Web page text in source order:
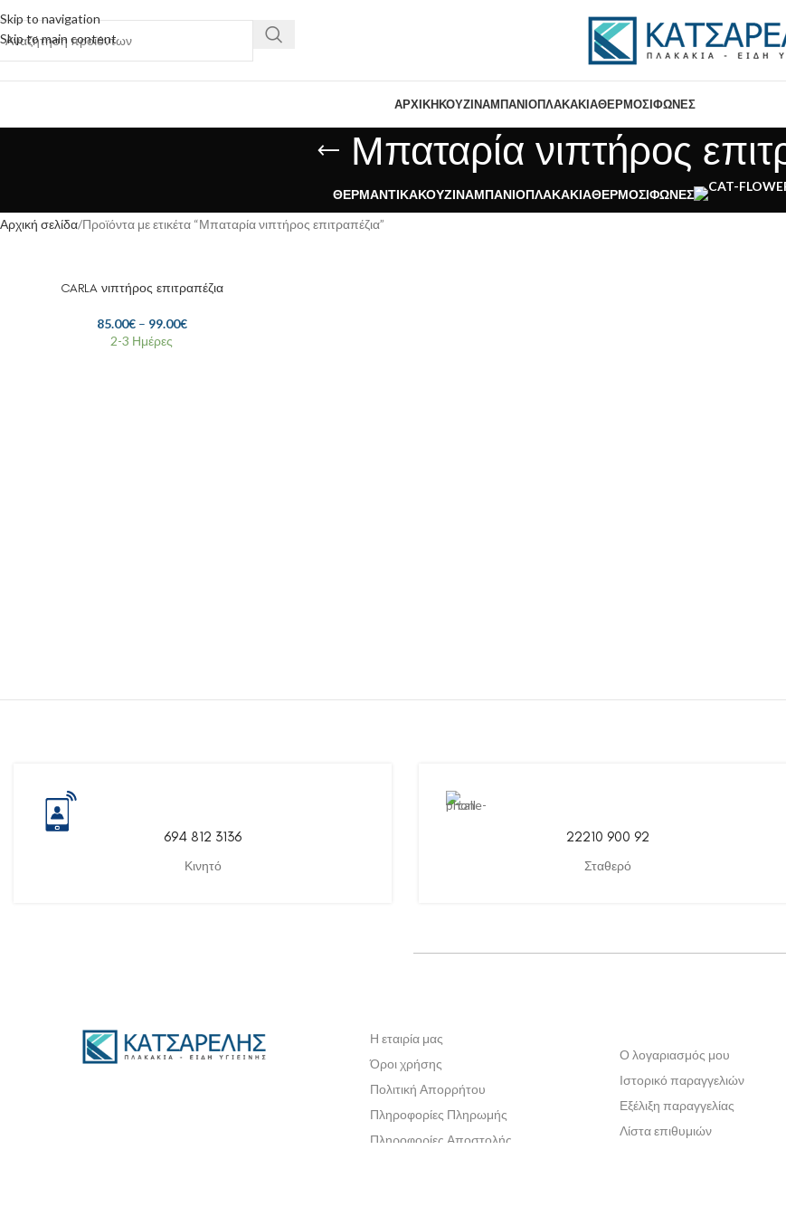
Skip to navigation
Skip to main content
ΑΡΧΙΚΉΚΟΥΖΊΝΑΜΠΆΝΙΟΠΛΑΚΆΚΙΑΘΕΡΜΟΣΊΦΩΝΕΣ
Μπαταρία νιπτήρος
ΘΕΡΜΑΝΤΙΚΆΚΟΥΖΊΝΑΜΠΆΝΙΟΠΛΑΚΆΚΙΑΘΕΡΜΟΣΊΦΩΝΕΣ
Αρχική σελίδα Προϊόντα με ετικέτα “Μπαταρία νιπτήρος επιτραπέζια”
CARLA νιπτήρος επιτραπέζια
85.00€ – 99.00€
2-3 Ημέρες
694 812 3136
Κινητό
22210 900 92
Σταθερό
Η εταιρία μας
Όροι χρήσης
Πολιτική Απορρήτου
Πληροφορίες Πληρωμής
Πληροφορίες Αποστολής
Ο λογαριασμός μου
Ιστορικό παραγγελιών
Εξέλιξη παραγγελίας
Λίστα επιθυμιών